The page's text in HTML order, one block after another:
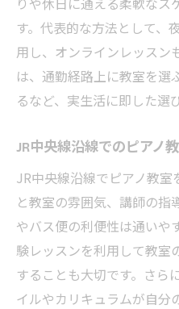
JR中央線沿線で
すさ
ピアノ教室のスケジ
ピアノ教室の予
整法
ント
子どもや家族の
工夫
ピアノ教室と日
法
す。代表的な方法として、
用し、オンラインレッスン
は、通勤経路上に教室を選
るなど、実生活に即した選
JR中央線沿線でのピアノ
JR中央線沿線でピアノ教
と教室の雰囲気、講師の指
やバス便の利便性は通いや
験レッスンを利用して教室
することも大切です。さら
イルやカリキュラムが自分